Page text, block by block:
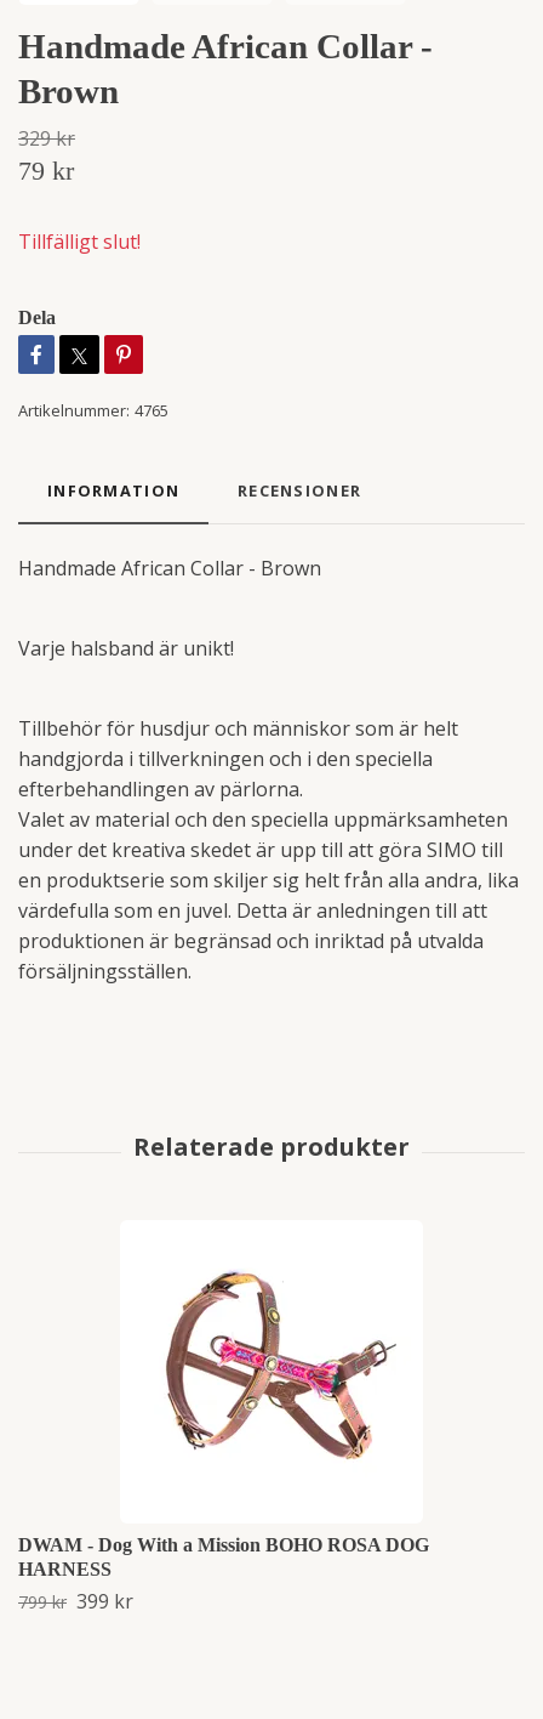
Handmade African Collar -
Brown
329 kr
79 kr
Tillfälligt slut!
Dela
Artikelnummer: 4765
INFORMATION RECENSIONER
Handmade African Collar - Brown
Varje halsband är unikt!
Tillbehör för husdjur och människor som är helt
handgjorda i tillverkningen och i den speciella
efterbehandlingen av pärlorna.
Valet av material och den speciella uppmärksamheten
under det kreativa skedet är upp till att göra SIMO till
en produktserie som skiljer sig helt från alla andra, lika
värdefulla som en juvel. Detta är anledningen till att
produktionen är begränsad och inriktad på utvalda
försäljningsställen.
DWAM - Dog With a Mission BOHO ROSA DOG
HARNESS
799 kr 399 kr